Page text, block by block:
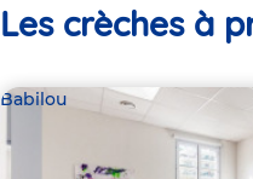
Les crèches à
Babilou